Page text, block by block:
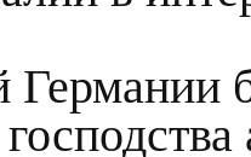
Германии